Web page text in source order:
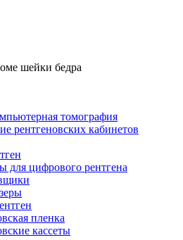
шейки бедра
томография
рентгеновских кабинетов
для цифрового рентгена
пленка
кассеты